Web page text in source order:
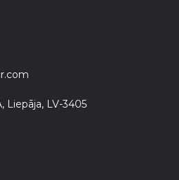
Liepāja, LV-3405